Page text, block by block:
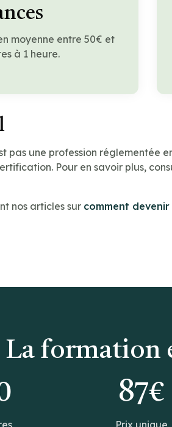
moyenne entre 50€ et
à 1 heure.
pas une profession réglementée
Pour en savoir plus,
nos articles sur comment
La formation
87€